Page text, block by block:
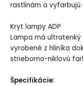
rastlinám a vyfarbujú
Kryt lampy ADP
Lampa má
vyrobené z hliníka
strieborno-niklovú
Špecifikácie: